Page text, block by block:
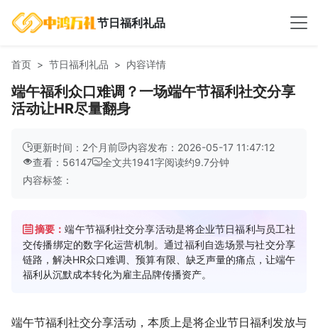
节日福利礼品
首页 节日福利礼品 内容详情
端午福利众口难调？一场端午节福利社交分享
活动让HR尽量翻身
更新时间：2个月前
内容发布：2026-05-17 11:47:12
查看：56147
全文共1941字阅读约9.7分钟
内容标签：
摘要：端午节福利社交分享活动是将企业节日福利与员工社
交传播绑定的数字化运营机制。通过福利自选场景与社交分享
链路，解决HR众口难调、预算有限、缺乏声量的痛点，让端午
福利从沉默成本转化为雇主品牌传播资产。
端午节福利社交分享活动，本质上是将企业节日福利发放与